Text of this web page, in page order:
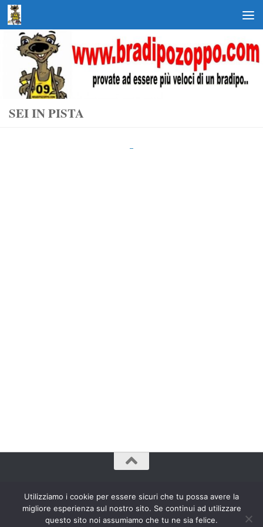
Salta al contenuto
SEI IN PISTA
Utilizziamo i cookie per essere sicuri che tu possa avere la
migliore esperienza sul nostro sito. Se continui ad utilizzare
questo sito noi assumiamo che tu ne sia felice.